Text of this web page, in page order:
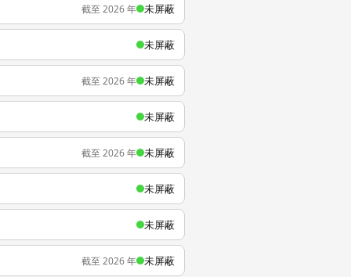
截至 2026 年 未屏蔽
未屏蔽
截至 2026 年 未屏蔽
未屏蔽
截至 2026 年 未屏蔽
未屏蔽
未屏蔽
截至 2026 年 未屏蔽